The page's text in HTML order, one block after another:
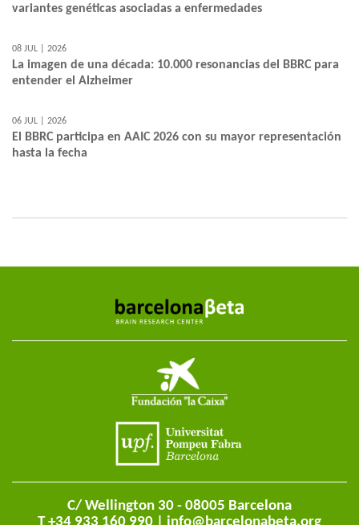
variantes genéticas asociadas a enfermedades
08 JUL | 2026
La imagen de una década: 10.000 resonancias del BBRC para
entender el Alzheimer
06 JUL | 2026
El BBRC participa en AAIC 2026 con su mayor representación
hasta la fecha
C/ Wellington 30 - 08005 Barcelona